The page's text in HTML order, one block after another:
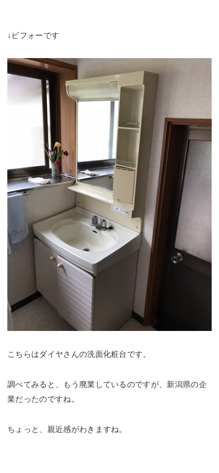
Tel. 0257-27-2157
↓ビフォーです
こちらはダイヤさんの洗面化粧台です。
調べてみると、もう廃業しているのですが、新潟県の企
業だったのですね。
ちょっと、親近感がわきますね。